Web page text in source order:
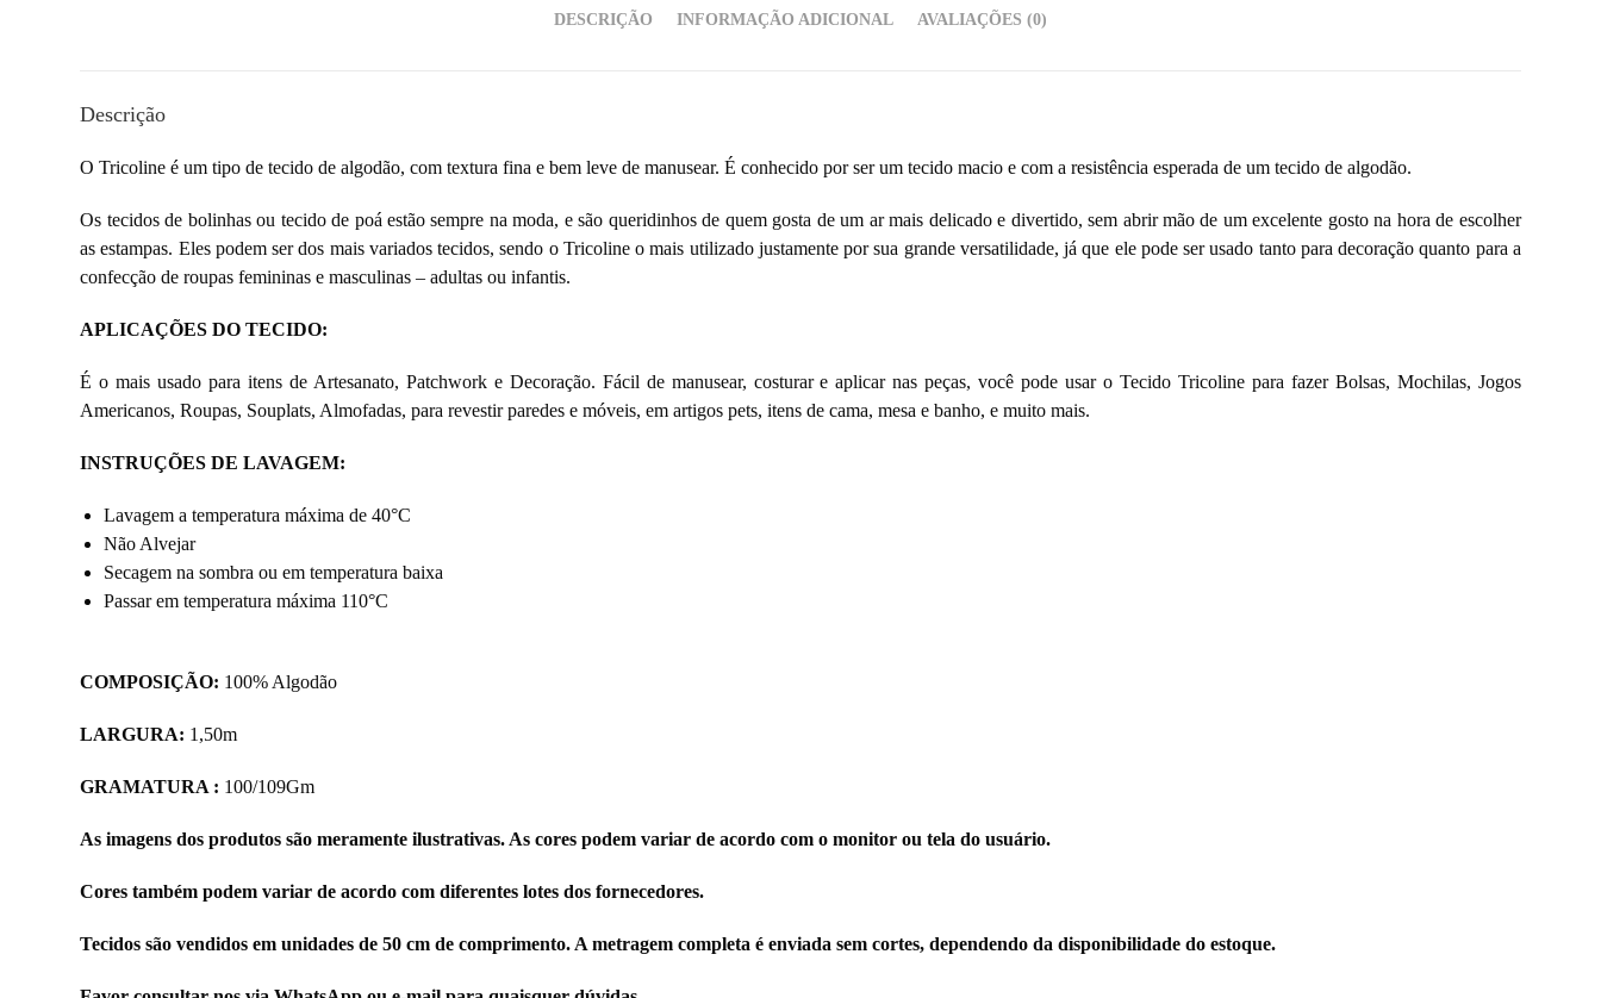
DESCRIÇÃO INFORMAÇÃO ADICIONAL AVALIAÇÕES (0)
Descrição
O Tricoline é um tipo de tecido de algodão, com textura fina e bem leve de manusear. É conhecido por ser um tecido macio e com a resistência esperada de um tecido de algodão.
Os tecidos de bolinhas ou tecido de poá estão sempre na moda, e são queridinhos de quem gosta de um ar mais delicado e divertido, sem abrir mão de um excelente gosto na hora de escolher
as estampas. Eles podem ser dos mais variados tecidos, sendo o Tricoline o mais utilizado justamente por sua grande versatilidade, já que ele pode ser usado tanto para decoração quanto para a
confecção de roupas femininas e masculinas – adultas ou infantis.
APLICAÇÕES DO TECIDO:
É o mais usado para itens de Artesanato, Patchwork e Decoração. Fácil de manusear, costurar e aplicar nas peças, você pode usar o Tecido Tricoline para fazer Bolsas, Mochilas, Jogos
Americanos, Roupas, Souplats, Almofadas, para revestir paredes e móveis, em artigos pets, itens de cama, mesa e banho, e muito mais.
INSTRUÇÕES DE LAVAGEM:
Lavagem a temperatura máxima de 40°C
Não Alvejar
Secagem na sombra ou em temperatura baixa
Passar em temperatura máxima 110°C
COMPOSIÇÃO: 100% Algodão
LARGURA: 1,50m
GRAMATURA : 100/109Gm
As imagens dos produtos são meramente ilustrativas. As cores podem variar de acordo com o monitor ou tela do usuário.
Cores também podem variar de acordo com diferentes lotes dos fornecedores.
Tecidos são vendidos em unidades de 50 cm de comprimento. A metragem completa é enviada sem cortes, dependendo da disponibilidade do estoque.